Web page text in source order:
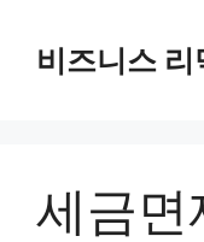
비즈니스 리
세금면